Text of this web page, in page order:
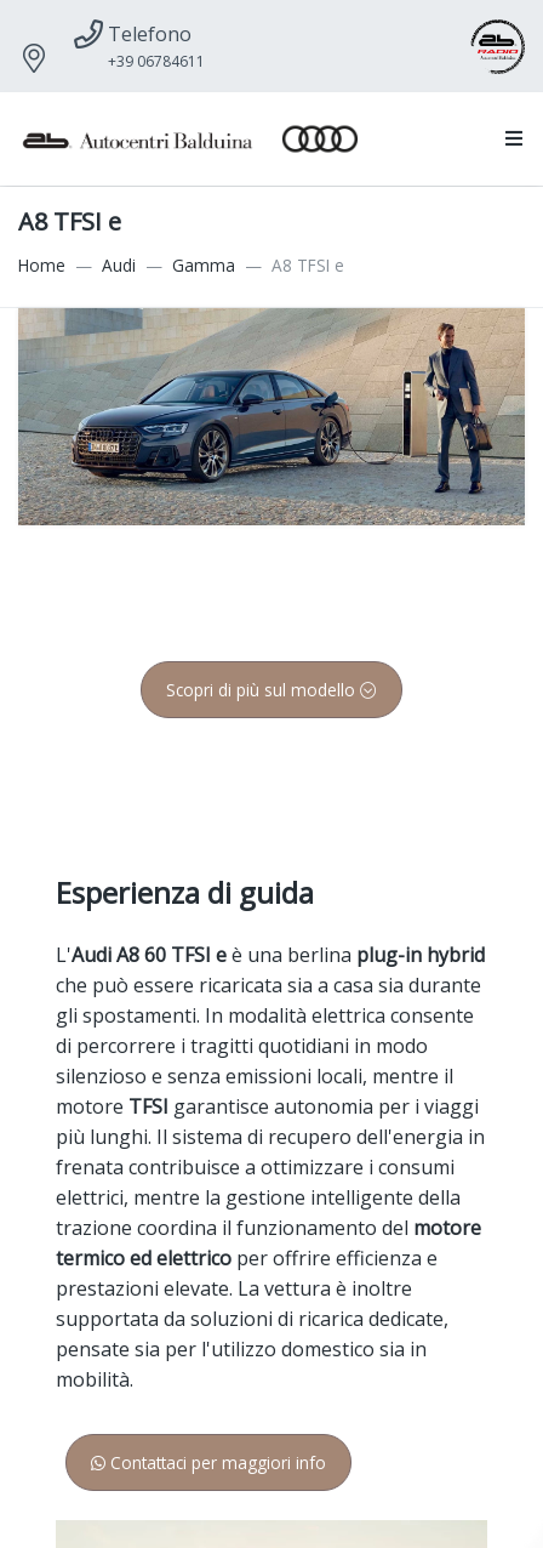
Telefono
+39 06784611
A8 TFSI e
Home Audi Gamma A8 TFSI e
Scopri di più sul modello
Esperienza di guida
L'Audi A8 60 TFSI eè una berlina plug-in hybrid
che può essere ricaricata sia a casa sia durante
gli spostamenti. In modalità elettrica consente
di percorrere i tragitti quotidiani in modo
silenzioso e senza emissioni locali, mentre il
motore TFSI garantisce autonomia per i viaggi
più lunghi. Il sistema di recupero dell'energia in
frenata contribuisce a ottimizzare i consumi
elettrici, mentre la gestione intelligente della
trazione coordina il funzionamento del motore
termico ed elettrico per offrire efficienza e
prestazioni elevate. La vettura è inoltre
supportata da soluzioni di ricarica dedicate,
pensate sia per l'utilizzo domestico sia in
mobilità.
Contattaci per maggiori info